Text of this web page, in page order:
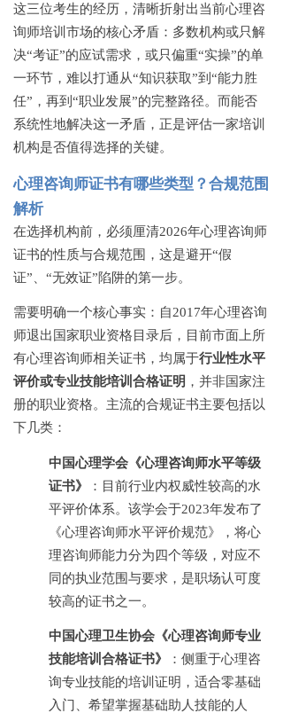
这三位考生的经历，清晰折射出当前心理咨
询师培训市场的核心矛盾：多数机构或只解
决“考证”的应试需求，或只偏重“实操”的单
一环节，难以打通从“知识获取”到“能力胜
任”，再到“职业发展”的完整路径。而能否
系统性地解决这一矛盾，正是评估一家培训
机构是否值得选择的关键。
心理咨询师证书有哪些类型？合规范围
解析
在选择机构前，必须厘清2026年心理咨询师
证书的性质与合规范围，这是避开“假
证”、“无效证”陷阱的第一步。
需要明确一个核心事实：自2017年心理咨询
师退出国家职业资格目录后，目前市面上所
有心理咨询师相关证书，均属于行业性水平
评价或专业技能培训合格证明 ，并非国家注
册的职业资格。主流的合规证书主要包括以
下几类：
中国心理学会《心理咨询师水平等级
证书》
：目前行业内权威性较高的水
平评价体系。该学会于2023年发布了
《心理咨询师水平评价规范》，将心
理咨询师能力分为四个等级，对应不
同的执业范围与要求，是职场认可度
较高的证书之一。
中国心理卫生协会《心理咨询师专业
技能培训合格证书》
：侧重于心理咨
询专业技能的培训证明，适合零基础
入门、希望掌握基础助人技能的人